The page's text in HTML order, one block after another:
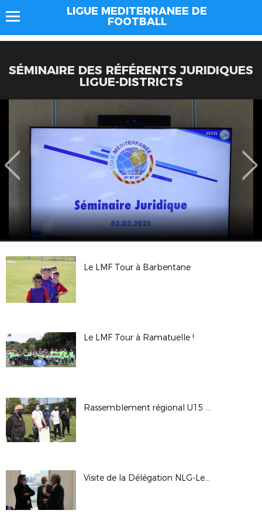
LIGUE MEDITERRANEE DE
FOOTBALL
SÉMINAIRE DES RÉFÉRENTS JURIDIQUES
LIGUE-DISTRICTS
Le LMF Tour à Barbentane
Le LMF Tour à Ramatuelle !
Rassemblement régional U15 (Cannet-des-Maures)
Visite de la Délégation NLG-Le club au coeur du jeu (Aix-en-Provence)